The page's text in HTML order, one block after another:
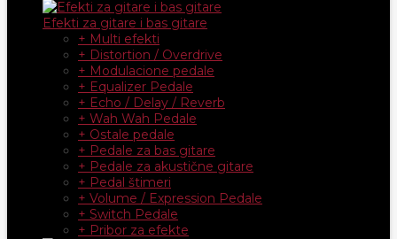
Efekti za gitare i bas gitare
+ Multi efekti
+ Distortion / Overdrive
+ Modulacione pedale
+ Equalizer Pedale
+ Echo / Delay / Reverb
+ Wah Wah Pedale
+ Ostale pedale
+ Pedale za bas gitare
+ Pedale za akustične gitare
+ Pedal štimeri
+ Volume / Expression Pedale
+ Switch Pedale
+ Pribor za efekte